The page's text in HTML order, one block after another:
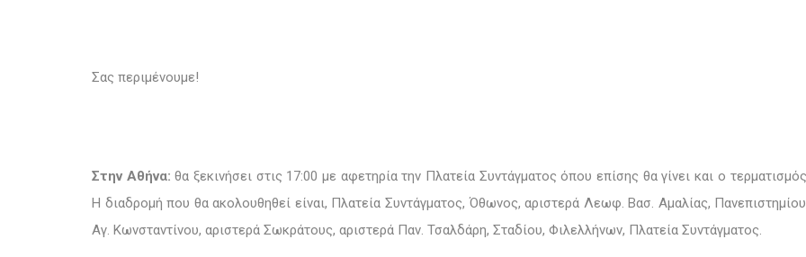
Σας περιμένουμε!
Στην Αθήνα: θα ξεκινήσει στις 17:00 με αφετηρία την Πλατεία Συντάγματος όπου επίσης θα γίνει και ο
Η διαδρομή που θα ακολουθηθεί είναι, Πλατεία Συντάγματος, Όθωνος, αριστερά Λεωφ. Βασ. Αμαλίας,
Αγ. Κωνσταντίνου, αριστερά Σωκράτους, αριστερά Παν. Τσαλδάρη, Σταδίου, Φιλελλήνων, Πλατεία Συντάγματος.